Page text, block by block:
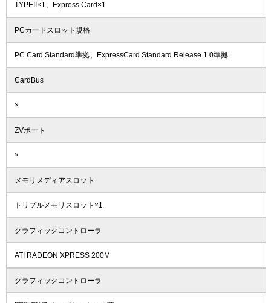
TYPEII×1、Express Card×1
PCカードスロット規格
PC Card Standard準拠、ExpressCard Standard Release 1.0準拠
CardBus
×
ZVポート
×
メモリメディアスロット
トリプルメモリスロット×1
グラフィックコントローラ
ATI RADEON XPRESS 200M
グラフィックコントローラ